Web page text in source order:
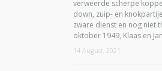
verweerde scherpe
down, zuip- en
zware dienst en nog niet
oktober 1949, Klaas en
14 August, 2021